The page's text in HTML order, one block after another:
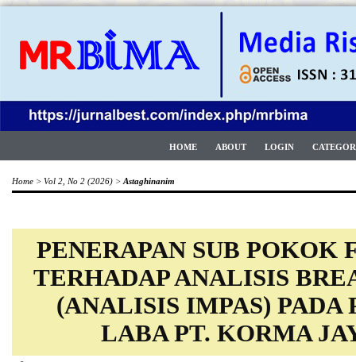
HOME ABOUT LOGIN
Home > Vol 2, No 2 (2026) > Astaghinanim
PENERAPAN SUB POKOK
TERHADAP ANALISIS
(ANALISIS IMPAS) PADA
LABA PT. KORMA